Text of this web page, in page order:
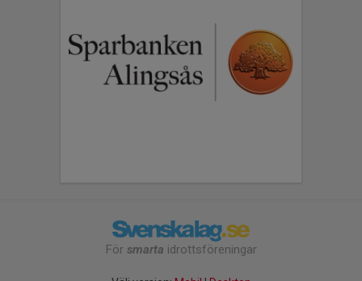
För smarta idrottsföreningar